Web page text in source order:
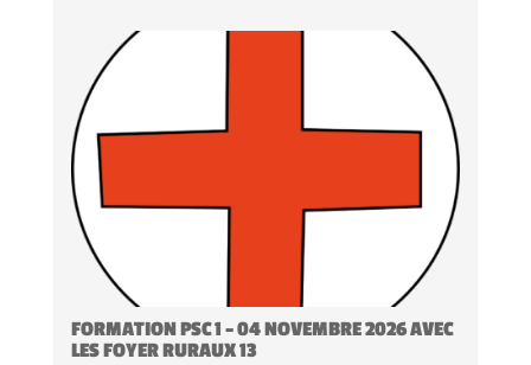
FORMATION PSC 1 – 04 NOVEMBRE 2026 AVEC
LES FOYER RURAUX 13